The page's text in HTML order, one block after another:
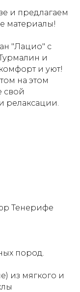
и предлагаем
материалы!
"Лацио" с
и
и уют!
на этом
свой
релаксации.
Тенерифе
пород.
из мягкого и